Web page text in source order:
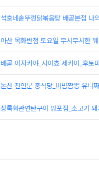
석호네솥뚜껑닭볶음탕 배곧본점 나
아산 목화반점 토요일 무시무시한
배곧 이자카야_사이쵸 세카이_후토
논산 천안문 중식당_비빔짬뽕 유니
상록회관연탄구이 망포점_소고기